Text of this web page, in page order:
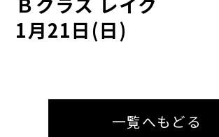
1月21日(日)
一覧へもどる